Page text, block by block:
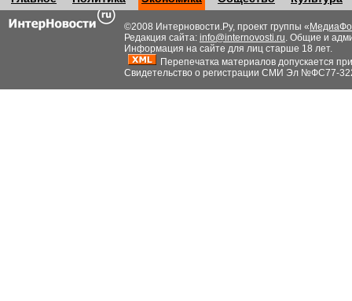
©2008 Интерновости.Ру, проект группы «
Редакция сайта: info@internovosti.ru. Общие и
Информация на сайте для лиц старше 18 лет.
Перепечатка материалов допускается
Свидетельство о регистрации СМИ Эл №ФС77-